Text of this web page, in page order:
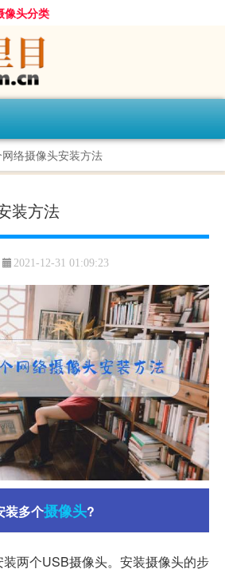
像头分类
网络摄像头安装方法
装方法
2021-12-31 01:09:23
装多个摄像头?
两个USB摄像头。安装摄像头的步